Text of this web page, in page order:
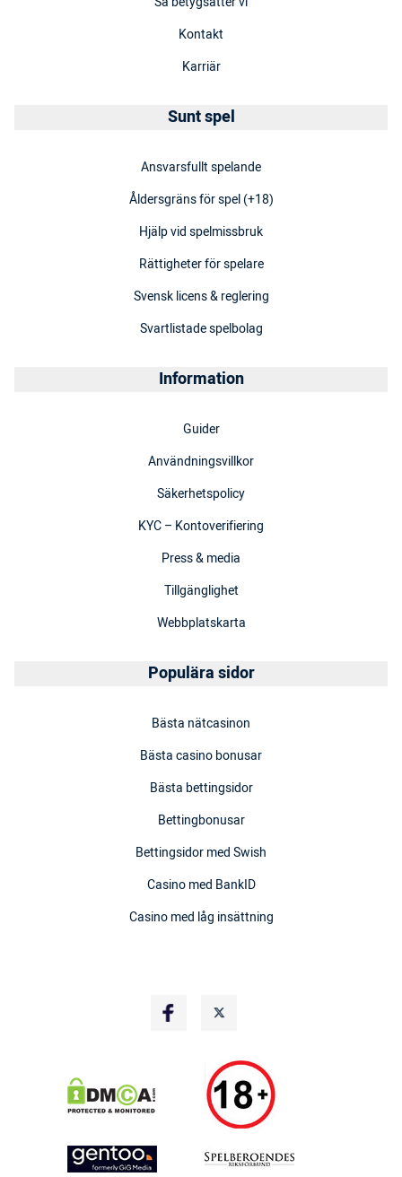
Kontakt
Karriär
Sunt spel
Ansvarsfullt spelande
Åldersgräns för spel (+18)
Hjälp vid spelmissbruk
Rättigheter för spelare
Svensk licens & reglering
Svartlistade spelbolag
Information
Guider
Användningsvillkor
Säkerhetspolicy
KYC – Kontoverifiering
Press & media
Tillgänglighet
Webbplatskarta
Populära sidor
Bästa nätcasinon
Bästa casino bonusar
Bästa bettingsidor
Bettingbonusar
Bettingsidor med Swish
Casino med BankID
Casino med låg insättning